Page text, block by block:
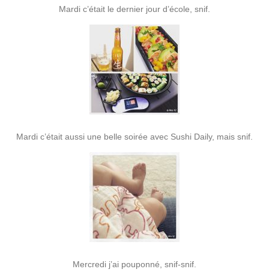
Mardi c’était le dernier jour d’école, snif.
Mardi c’était aussi une belle soirée avec Sushi Daily, mais snif.
Mercredi j’ai pouponné, snif-snif.